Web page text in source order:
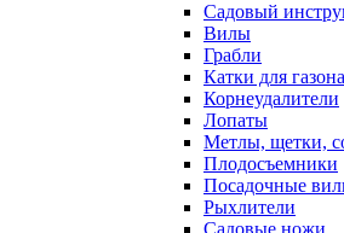
Садовый
Вилы
Грабли
Катки для газона
Корнеудалители
Лопаты
Метлы, щетки,
Плодосъемники
Посадочные
Рыхлители
Садовые ножи